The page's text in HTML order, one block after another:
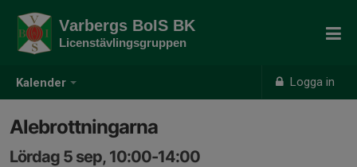
Kalender Logga in
Varbergs BoIS BK
Licenstävlingsgruppen
Alebrottningarna
Lördag 5 sep, 10:00-14:00